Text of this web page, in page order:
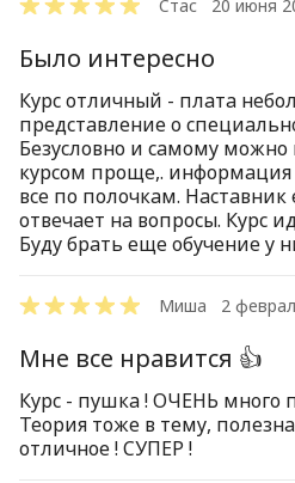
Стас 20 июня
Было интересно
Курс отличный - плата
представление о
Безусловно и самому можно
курсом проще,. информация
все по полочкам. Наставник
отвечает на вопросы. Курс
Буду брать еще обучение у
Миша 2
Мне все нравится 👍
Курс - пушка ! ОЧЕНЬ много
Теория тоже в тему,
отличное ! СУПЕР !